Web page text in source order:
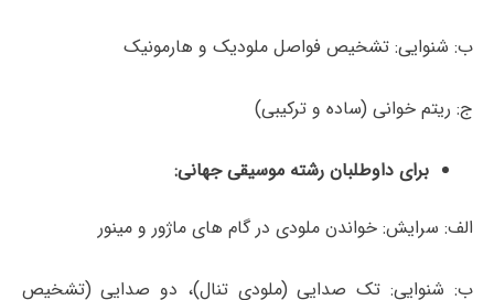
ب: شنوایی: تشخیص فواصل ملودیک و هارمونیک
ج: ریتم خوانی (ساده و ترکیبی)
برای داوطلبان رشته موسیقی جهانی:
الف: سرایش: خواندن ملودی در گام های ماژور و مینور
ب: شنوایی: تک صدایی (ملودی تنال)، دو صدایی (تشخیص